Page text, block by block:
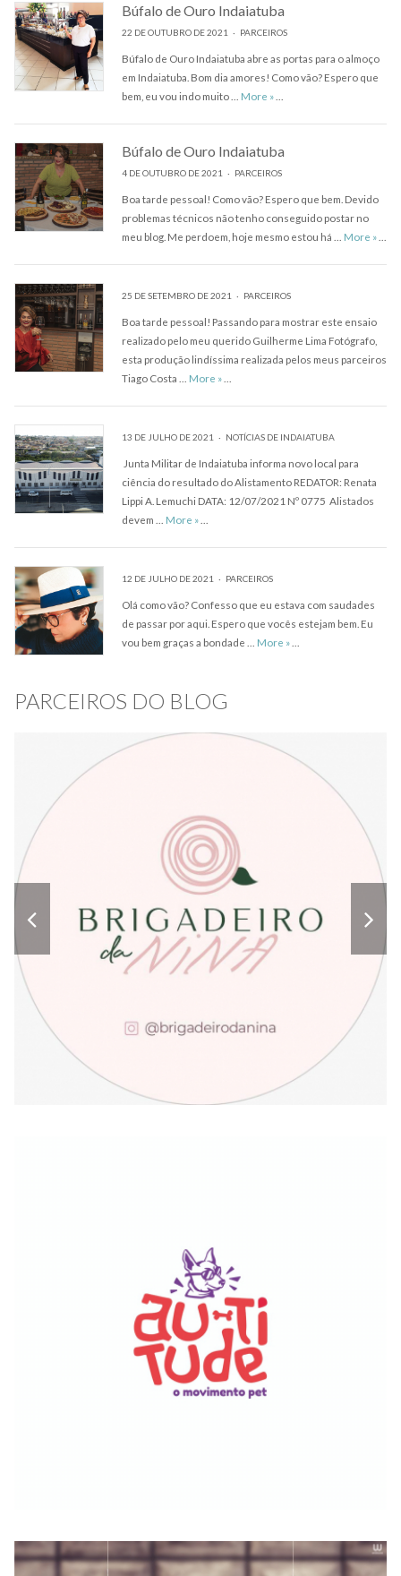
Búfalo de Ouro Indaiatuba
22 DE OUTUBRO DE 2021 PARCEIROS
Búfalo de Ouro Indaiatuba abre as portas para o almoço
em Indaiatuba. Bom dia amores! Como vão? Espero que
bem, eu vou indo muito … More Búfalo de Ouro Indaiatuba
»…
Búfalo de Ouro Indaiatuba
4 DE OUTUBRO DE 2021 PARCEIROS
Boa tarde pessoal! Como vão? Espero que bem. Devido
problemas técnicos não tenho conseguido postar no
meu blog. Me perdoem, hoje mesmo estou há … More »…
25 DE SETEMBRO DE 2021 PARCEIROS
Boa tarde pessoal! Passando para mostrar este ensaio
realizado pelo meu querido Guilherme Lima Fotógrafo,
esta produção lindíssima realizada pelos meus parceiros
Tiago Costa … More »…
13 DE JULHO DE 2021 NOTÍCIAS DE INDAIATUBA
Junta Militar de Indaiatuba informa novo local para
ciência do resultado do Alistamento REDATOR: Renata
Lippi A. Lemuchi DATA: 12/07/2021 Nº 0775 Alistados
devem … More »…
12 DE JULHO DE 2021 PARCEIROS
Olá como vão? Confesso que eu estava com saudades
de passar por aqui. Espero que vocês estejam bem. Eu
vou bem graças a bondade … More »…
PARCEIROS DO BLOG